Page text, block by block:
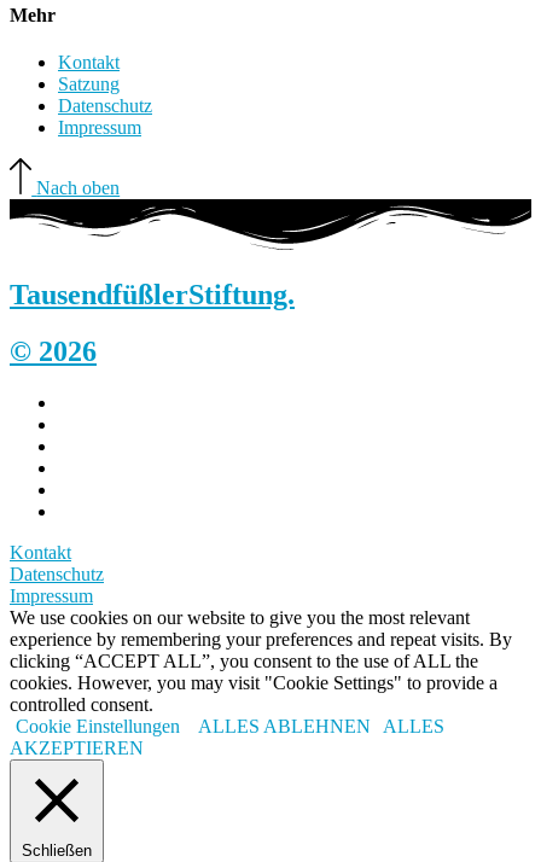
Mehr
Kontakt
Satzung
Datenschutz
Impressum
Nach oben
TausendfüßlerStiftung.
© 2026
Kontakt
Datenschutz
Impressum
We use cookies on our website to give you the most relevant
experience by remembering your preferences and repeat visits. By
clicking “ACCEPT ALL”, you consent to the use of ALL the
cookies. However, you may visit "Cookie Settings" to provide a
controlled consent.
Cookie Einstellungen
ALLES ABLEHNEN
ALLES
AKZEPTIEREN
Schließen